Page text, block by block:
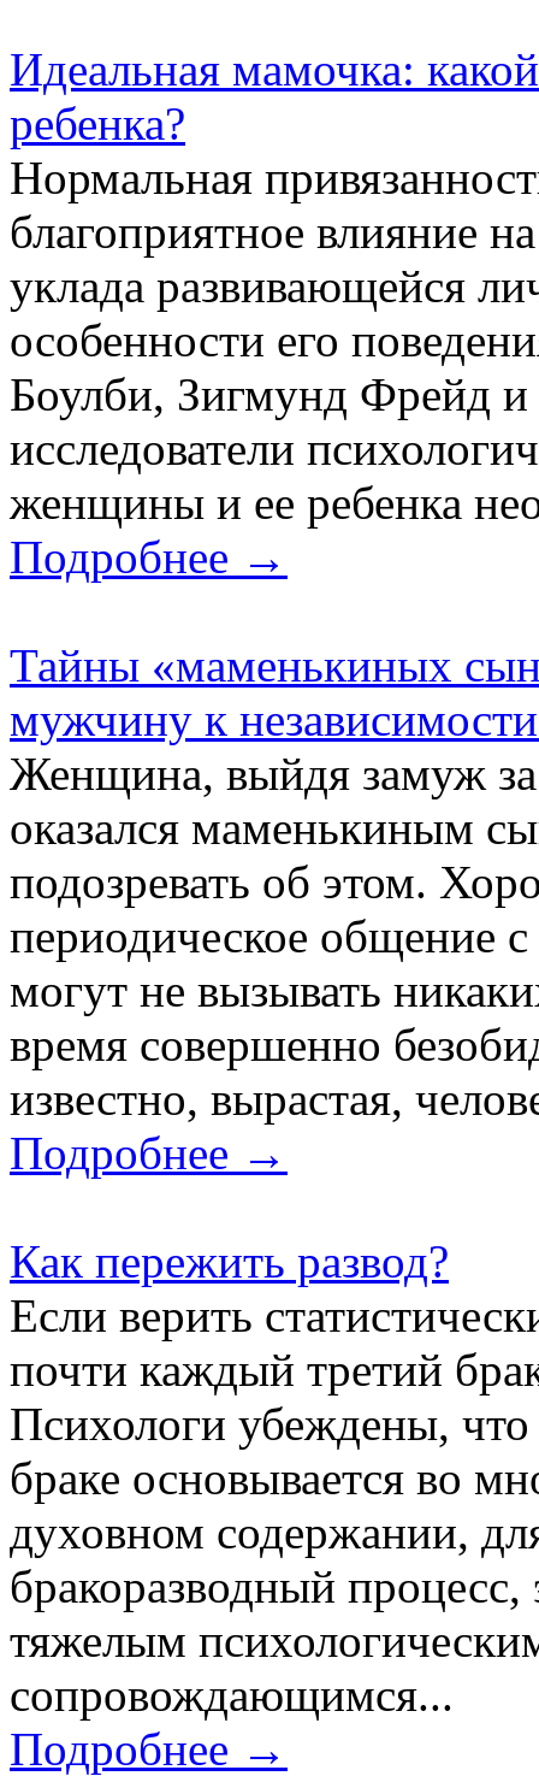
Идеальная мамочка:
ребенка?
Нормальная
благоприятное влияние
уклада развивающейся
особенности его
Боулби, Зигмунд Фрейд и
исследователи
женщины и ее ребенка
Подробнее →
Тайны «маменькиных
мужчину к
Женщина, выйдя замуж за
оказался маменькиным
подозревать об этом.
периодическое общение
могут не вызывать
время совершенно
известно, вырастая,
Подробнее →
Как пережить развод?
Если верить
почти каждый третий
Психологи убеждены, что
браке основывается во
духовном содержании,
бракоразводный процесс,
тяжелым
сопровождающимся...
Подробнее →